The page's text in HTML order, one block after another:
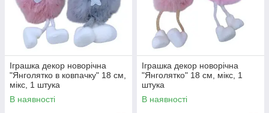
Іграшка декор новорічна
"Янголятко в ковпачку" 18 см,
мікс, 1 штука
В наявності
Іграшка декор новорічна
"Янголятко" 18 см, мікс, 1
штука
В наявності